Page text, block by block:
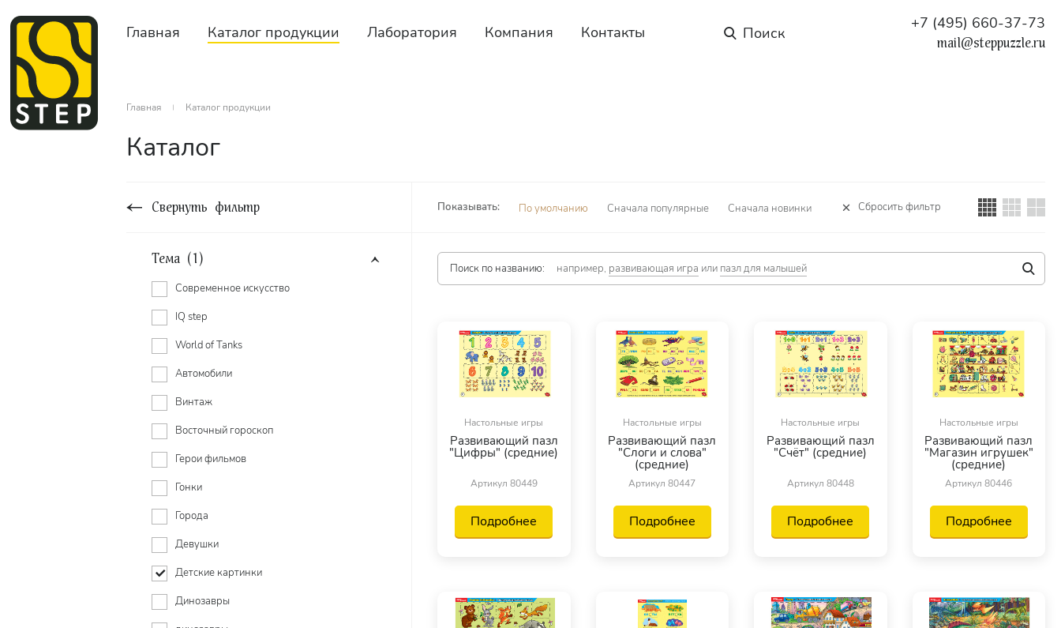
Главная Каталог продукции Лаборатория Компания Контакты +7 (495) 660-37-73
mail@steppuzzle.ru
Главная Каталог продукции
Каталог
Показывать: По умолчанию Сначала популярные Сначала новинки Сбросить фильтр
Свернуть фильтр
Поиск по названию: например, развивающая игра или пазл для малышей
Настольные игры
Развивающий пазл
"Цифры" (средние)
Артикул 80449
Подробнее
Настольные игры
Развивающий пазл
"Слоги и слова"
(средние)
Артикул 80447
Подробнее
Настольные игры
Развивающий пазл
"Счёт" (средние)
Артикул 80448
Подробнее
Настольные игры
Развивающий пазл
"Магазин игрушек"
(средние)
Артикул 80446
Подробнее
Тема (1)
Cовременное искусство
IQ step
World of Tanks
Автомобили
Винтаж
Восточный гороскоп
Герои фильмов
Гонки
Города
Девушки
Детские картинки
Динозавры